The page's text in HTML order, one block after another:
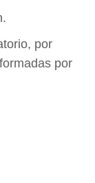
por
por